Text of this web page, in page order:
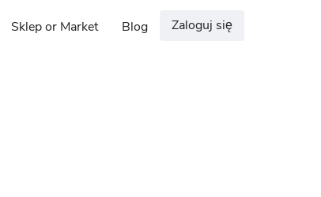
Sklep or Market Blog Zaloguj się